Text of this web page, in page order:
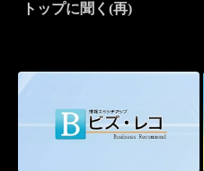
トップに聞く(再)